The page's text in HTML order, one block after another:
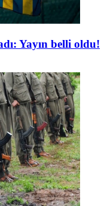
Yayın belli oldu!